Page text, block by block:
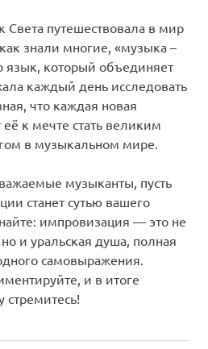
Света путешествовала в мир
знали многие, «музыка –
язык, который объединяет
каждый день исследовать
что каждая новая
к мечте стать великим
в музыкальном мире.
музыканты, пусть
станет сутью вашего
импровизация — это не
и уральская душа, полная
самовыражения.
и в итоге
стремитесь!